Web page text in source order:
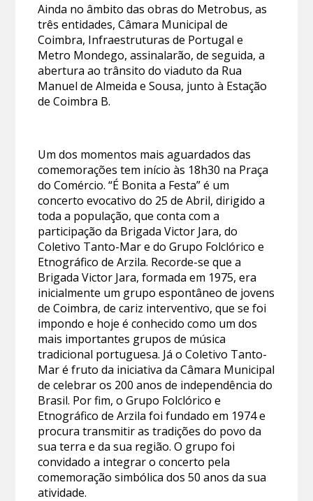
Ainda no âmbito das obras do Metrobus, as
três entidades, Câmara Municipal de
Coimbra, Infraestruturas de Portugal e
Metro Mondego, assinalarão, de seguida, a
abertura ao trânsito do viaduto da Rua
Manuel de Almeida e Sousa, junto à Estação
de Coimbra B.
Um dos momentos mais aguardados das
comemorações tem início às 18h30 na Praça
do Comércio. “É Bonita a Festa” é um
concerto evocativo do 25 de Abril, dirigido a
toda a população, que conta com a
participação da Brigada Victor Jara, do
Coletivo Tanto-Mar e do Grupo Folclórico e
Etnográfico de Arzila. Recorde-se que a
Brigada Victor Jara, formada em 1975, era
inicialmente um grupo espontâneo de jovens
de Coimbra, de cariz interventivo, que se foi
impondo e hoje é conhecido como um dos
mais importantes grupos de música
tradicional portuguesa. Já o Coletivo Tanto-
Mar é fruto da iniciativa da Câmara Municipal
de celebrar os 200 anos de independência do
Brasil. Por fim, o Grupo Folclórico e
Etnográfico de Arzila foi fundado em 1974 e
procura transmitir as tradições do povo da
sua terra e da sua região. O grupo foi
convidado a integrar o concerto pela
comemoração simbólica dos 50 anos da sua
atividade.